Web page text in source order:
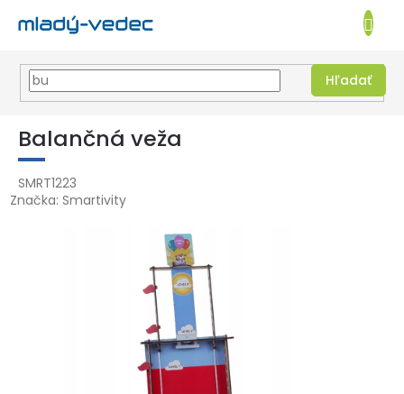
Prejsť
obsah
EUR
Hľadať
KOŠÍK
Balančná veža
SMRT1223
Značka: Smartivity